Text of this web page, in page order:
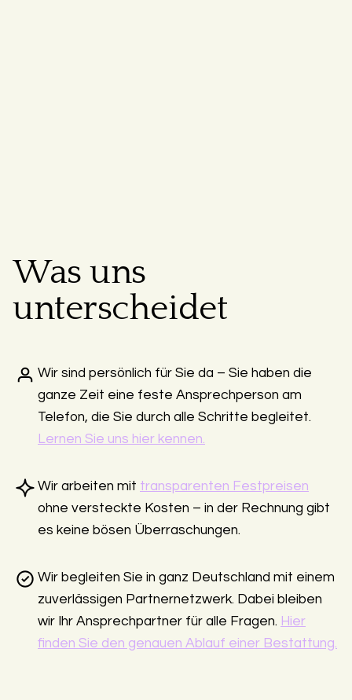
Was uns
unterscheidet
Wir sind persönlich für Sie da – Sie haben die
ganze Zeit eine feste Ansprechperson am
Telefon, die Sie durch alle Schritte begleitet.
Lernen Sie uns hier kennen.
Wir arbeiten mit transparenten Festpreisen
ohne versteckte Kosten – in der Rechnung gibt
es keine bösen Überraschungen.
Wir begleiten Sie in ganz Deutschland mit einem
zuverlässigen Partnernetzwerk. Dabei bleiben
wir Ihr Ansprechpartner für alle Fragen. Hier
finden Sie den genauen Ablauf einer Bestattung.